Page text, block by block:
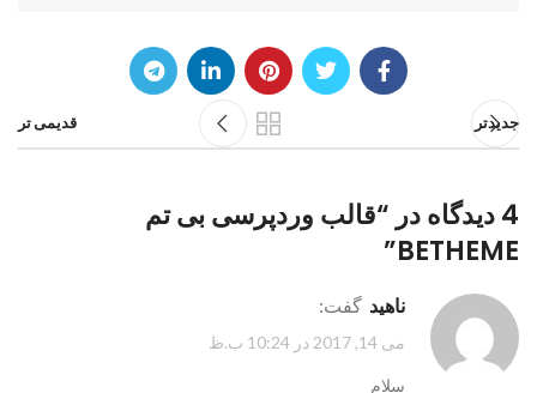
جدیدتر قدیمی تر
4 دیدگاه در “
قالب وردپرسی بی تم
BETHEME
”
ناهید گفت:
می 14, 2017 در 10:24 ب.ظ
سلام